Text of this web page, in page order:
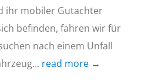
ihr mobiler Gutachter
befinden, fahren wir für
nach einem Unfall
read more →